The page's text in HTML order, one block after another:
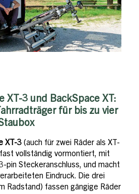
XT-3 und BackSpace XT:
für bis zu vier
XT-3 (auch für zwei Räder als XT-
vollständig vormontiert, mit
pin Steckeranschluss, und macht
Eindruck. Die drei
Radstand) fassen gängige Räder